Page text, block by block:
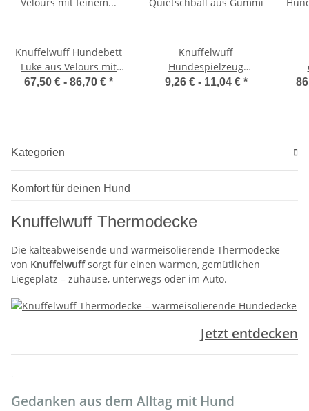
Knuffelwuff Hundebett
Luke aus Velours mit
feinem
67,50 € - 86,70 € *
Knuffelwuff
Hundespielzeug
Quietschball aus Gummi
9,26 € - 11,04 € *
Kategorien
Komfort für deinen Hund
Knuffelwuff Thermodecke
Die kälteabweisende und wärmeisolierende Thermodecke
von Knuffelwuffsorgt für einen warmen, gemütlichen
Liegeplatz – zuhause, unterwegs oder im Auto.
Jetzt entdecken
Gedanken aus dem Alltag mit Hund